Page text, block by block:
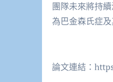
團隊未來將持
為巴金森氏症
論文連結：